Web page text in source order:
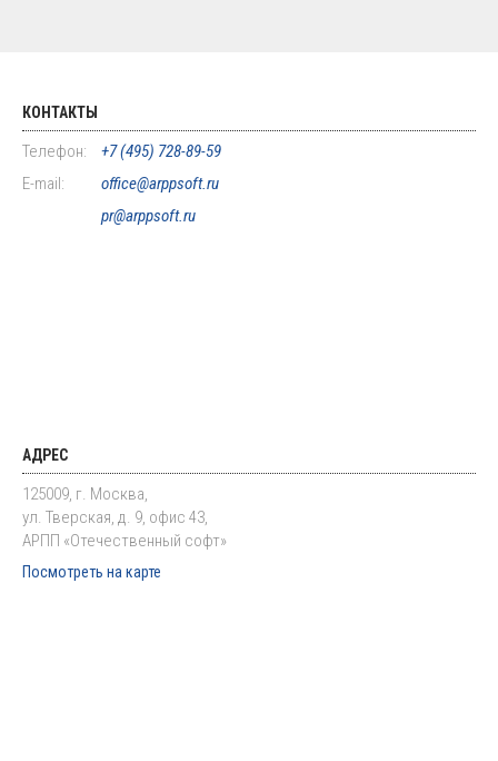
КОНТАКТЫ
Телефон:
+7 (495) 728-89-59
E-mail:
office@arppsoft.ru
pr@arppsoft.ru
АДРЕС
125009, г. Москва,
ул. Тверская, д. 9, офис 43,
АРПП «Отечественный софт»
Посмотреть на карте